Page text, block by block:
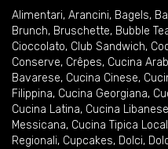
Alimentari, Arancini, Bagels,
Brunch, Bruschette, Bubble
Cioccolato, Club Sandwich,
Conserve, Crêpes, Cucina
Bavarese, Cucina Cinese,
Filippina, Cucina Georgiana,
Cucina Latina, Cucina Libanese
Messicana, Cucina Tipica
Regionali, Cupcakes, Dolci,